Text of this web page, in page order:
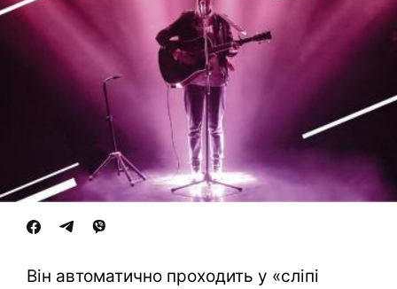
Він автоматично проходить у «сліпі